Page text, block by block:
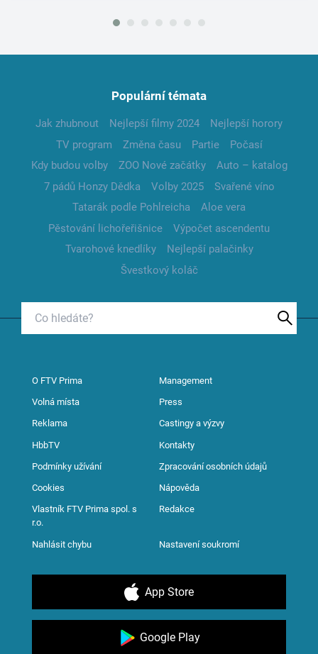
Populární témata
Jak zhubnout Nejlepší filmy 2024
Nejlepší horory
TV program
Změna času Partie
Počasí
Kdy budou volby
ZOO Nové začátky
Auto – katalog
7 pádů Honzy Dědka
Volby 2025
Svařené víno
Tatarák podle Pohlreicha
Aloe vera
Pěstování lichořeřišnice
Výpočet ascendentu
Tvarohové knedlíky
Nejlepší palačinky
Švestkový koláč
O FTV Prima Management
Volná místa Press
Reklama Castingy a výzvy
HbbTV Kontakty
Podmínky užívání Zpracování osobních údajů
Cookies Nápověda
Vlastník FTV Prima spol. s
r.o.
Redakce
Nahlásit chybu Nastavení soukromí
App Store
Google Play